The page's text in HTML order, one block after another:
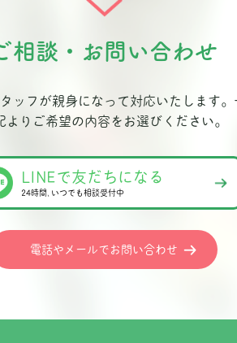
相談・お問い合わせ
ッフが親身になって対応いたします。
よりご希望の内容をお選びください。
LINEで友だちになる
24時間､いつでも相談受付中
電話やメールでお問い合わせ